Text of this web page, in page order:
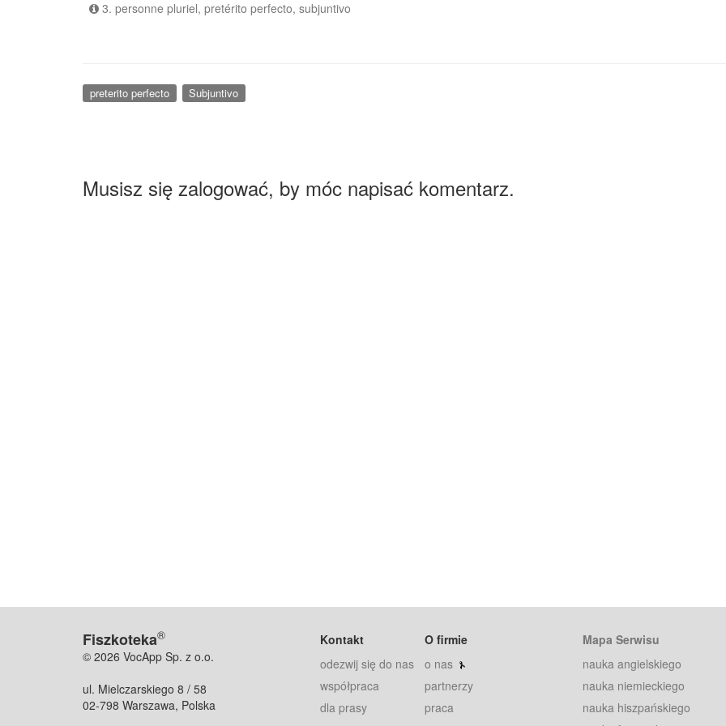
3. personne pluriel, pretérito perfecto, subjuntivo
preterito perfecto Subjuntivo
Musisz się zalogować, by móc napisać komentarz.
Fiszkoteka®
© 2026 VocApp Sp. z o.o.
ul. Mielczarskiego 8 / 58
02-798 Warszawa, Polska
Kontakt
odezwij się do nas
współpraca
dla prasy
O firmie
o nas
partnerzy
praca
Mapa Serwisu
nauka angielskiego
nauka niemieckiego
nauka hiszpańskiego